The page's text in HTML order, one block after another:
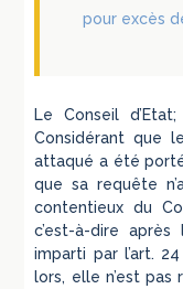
pour excès
Le Conseil
Considérant que
attaqué a été
que sa requête
contentieux du
c’est-à-dire
imparti par l’art.
lors, elle n’est